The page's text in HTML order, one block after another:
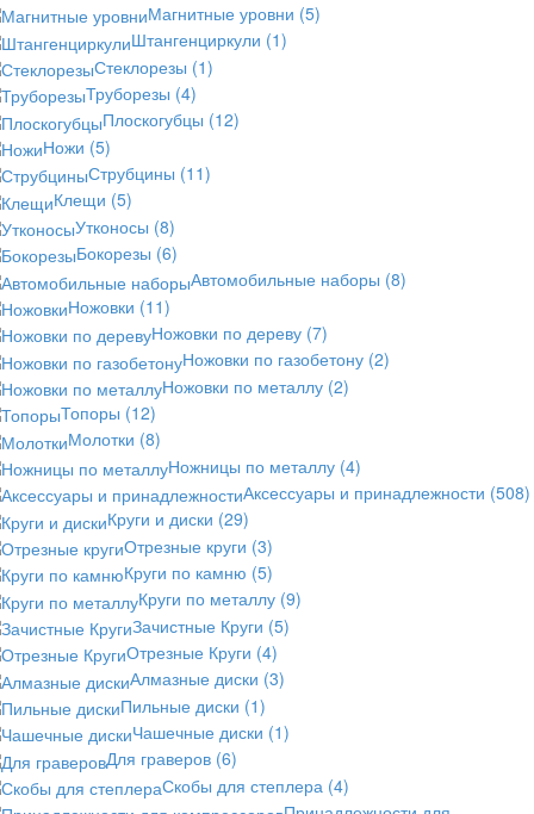
Магнитные уровни (5)
Штангенциркули (1)
Стеклорезы (1)
Труборезы (4)
Плоскогубцы (12)
Ножи (5)
Струбцины (11)
Клещи (5)
Утконосы (8)
Бокорезы (6)
Автомобильные наборы (8)
Ножовки (11)
Ножовки по дереву (7)
Ножовки по газобетону (2)
Ножовки по металлу (2)
Топоры (12)
Молотки (8)
Ножницы по металлу (4)
Аксессуары и принадлежности (508)
Круги и диски (29)
Отрезные круги (3)
Круги по камню (5)
Круги по металлу (9)
Зачистные Круги (5)
Отрезные Круги (4)
Алмазные диски (3)
Пильные диски (1)
Чашечные диски (1)
Для граверов (6)
Скобы для степлера (4)